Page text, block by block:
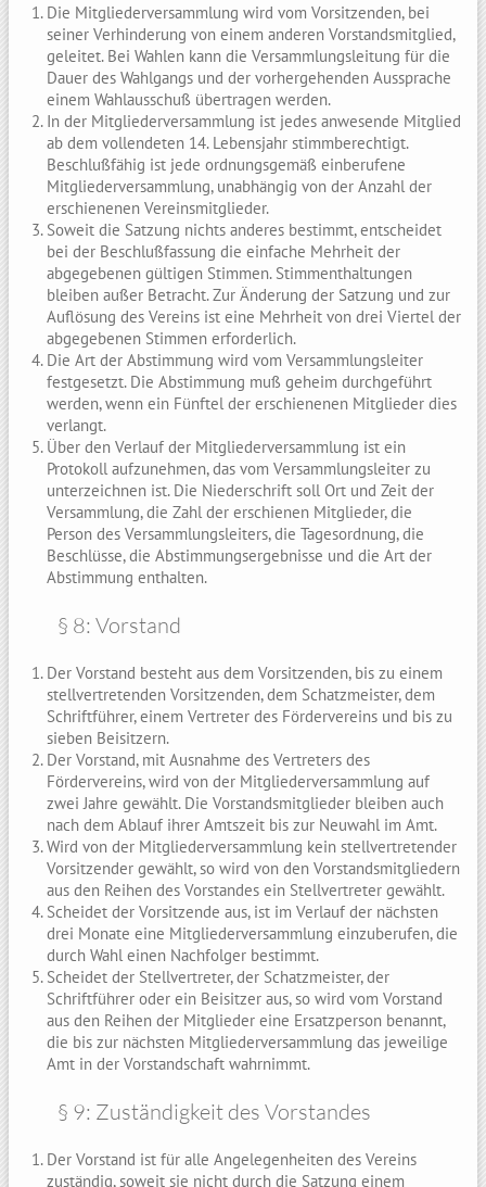
Die Mitgliederversammlung wird vom Vorsitzenden, bei
seiner Verhinderung von einem anderen Vorstandsmitglied,
geleitet. Bei Wahlen kann die Versammlungsleitung für die
Dauer des Wahlgangs und der vorhergehenden Aussprache
einem Wahlausschuß übertragen werden.
In der Mitgliederversammlung ist jedes anwesende Mitglied
ab dem vollendeten 14. Lebensjahr stimmberechtigt.
Beschlußfähig ist jede ordnungsgemäß einberufene
Mitgliederversammlung, unabhängig von der Anzahl der
erschienenen Vereinsmitglieder.
Soweit die Satzung nichts anderes bestimmt, entscheidet
bei der Beschlußfassung die einfache Mehrheit der
abgegebenen gültigen Stimmen. Stimmenthaltungen
bleiben außer Betracht. Zur Änderung der Satzung und zur
Auflösung des Vereins ist eine Mehrheit von drei Viertel der
abgegebenen Stimmen erforderlich.
Die Art der Abstimmung wird vom Versammlungsleiter
festgesetzt. Die Abstimmung muß geheim durchgeführt
werden, wenn ein Fünftel der erschienenen Mitglieder dies
verlangt.
Über den Verlauf der Mitgliederversammlung ist ein
Protokoll aufzunehmen, das vom Versammlungsleiter zu
unterzeichnen ist. Die Niederschrift soll Ort und Zeit der
Versammlung, die Zahl der erschienen Mitglieder, die
Person des Versammlungsleiters, die Tagesordnung, die
Beschlüsse, die Abstimmungsergebnisse und die Art der
Abstimmung enthalten.
§ 8: Vorstand
Der Vorstand besteht aus dem Vorsitzenden, bis zu einem
stellvertretenden Vorsitzenden, dem Schatzmeister, dem
Schriftführer, einem Vertreter des Fördervereins und bis zu
sieben Beisitzern.
Der Vorstand, mit Ausnahme des Vertreters des
Fördervereins, wird von der Mitgliederversammlung auf
zwei Jahre gewählt. Die Vorstandsmitglieder bleiben auch
nach dem Ablauf ihrer Amtszeit bis zur Neuwahl im Amt.
Wird von der Mitgliederversammlung kein stellvertretender
Vorsitzender gewählt, so wird von den Vorstandsmitgliedern
aus den Reihen des Vorstandes ein Stellvertreter gewählt.
Scheidet der Vorsitzende aus, ist im Verlauf der nächsten
drei Monate eine Mitgliederversammlung einzuberufen, die
durch Wahl einen Nachfolger bestimmt.
Scheidet der Stellvertreter, der Schatzmeister, der
Schriftführer oder ein Beisitzer aus, so wird vom Vorstand
aus den Reihen der Mitglieder eine Ersatzperson benannt,
die bis zur nächsten Mitgliederversammlung das jeweilige
Amt in der Vorstandschaft wahrnimmt.
§ 9: Zuständigkeit des Vorstandes
Der Vorstand ist für alle Angelegenheiten des Vereins
zuständig, soweit sie nicht durch die Satzung einem